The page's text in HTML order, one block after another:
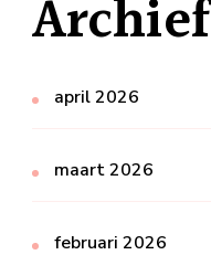
Archief
april 2026
maart 2026
februari 2026